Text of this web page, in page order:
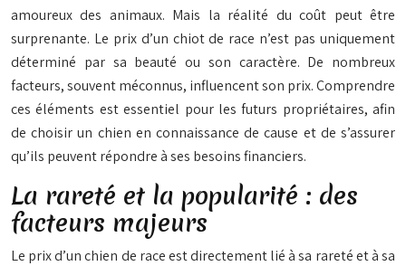
amoureux des animaux. Mais la réalité du coût peut être
surprenante. Le prix d’un chiot de race n’est pas uniquement
déterminé par sa beauté ou son caractère. De nombreux
facteurs, souvent méconnus, influencent son prix. Comprendre
ces éléments est essentiel pour les futurs propriétaires, afin
de choisir un chien en connaissance de cause et de s’assurer
qu’ils peuvent répondre à ses besoins financiers.
La rareté et la popularité : des
facteurs majeurs
Le prix d’un chien de race est directement lié à sa rareté et à sa